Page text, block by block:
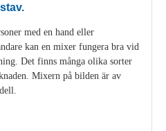
med en hand eller
kan en mixer fungera bra vid
Det finns många olika sorter
Mixern på bilden är av